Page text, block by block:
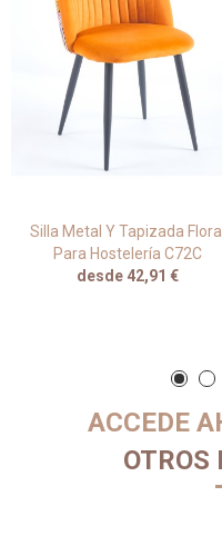
Silla Metal Y Tapizada Floral
Para Hostelería C72C
desde 42,91 €
ACCEDE
OTROS